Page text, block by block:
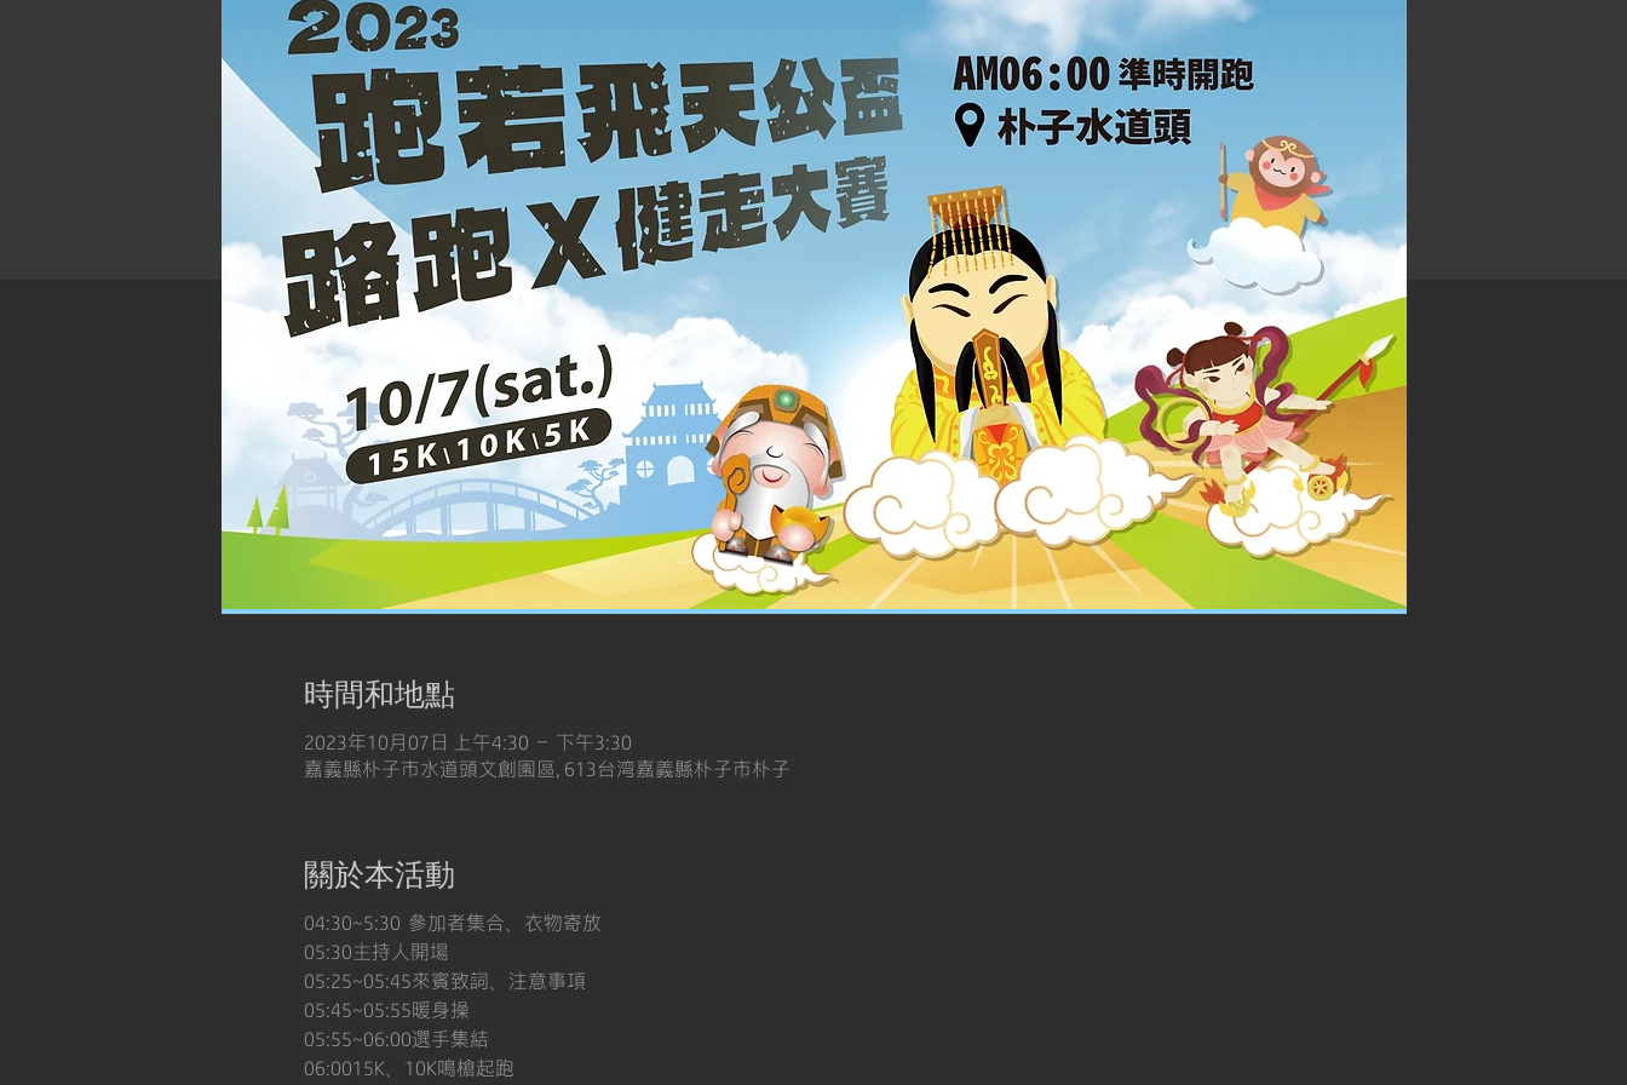
時間和地點
2023年10月07日 上午4:30 – 下午3:30
嘉義縣朴子市水道頭文創園區, 613台湾嘉義縣朴子市朴子
關於本活動
04:30~5:30  參加者集合、衣物寄放
05:30主持人開場
05:25~05:45來賓致詞、注意事項
05:45~05:55暖身操
05:55~06:00選手集結
06:0015K、10K鳴槍起跑